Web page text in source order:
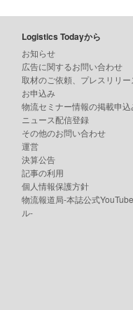
Logistics Todayから
お知らせ
広告に関するお問い合わせ
取材のご依頼、プレスリリ
お申込み
物流セミナー情報の掲載申込
ニュース配信登録
その他のお問い合わせ
運営
決算公告
記事の利用
個人情報保護方針
物流報道局-本誌公式
ル-